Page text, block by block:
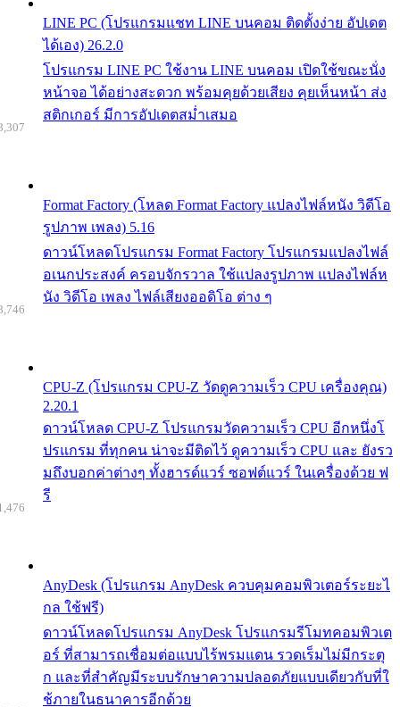
LINE PC (โปรแกรมแชท LINE บนคอม ติดตั้งง่าย อัปเดต
ได้เอง) 26.2.0
โปรแกรม LINE PC ใช้งาน LINE บนคอม เปิดใช้ขณะนั่ง
หน้าจอ ได้อย่างสะดวก พร้อมคุยด้วยเสียง คุยเห็นหน้า ส่ง
สติกเกอร์ มีการอัปเดตสม่ำเสมอ
Format Factory (โหลด Format Factory แปลงไฟล์หนัง วิดีโอ
รูปภาพ เพลง) 5.16
ดาวน์โหลดโปรแกรม Format Factory โปรแกรมแปลงไฟล์
อเนกประสงค์ ครอบจักรวาล ใช้แปลงรูปภาพ แปลงไฟล์ห
นัง วิดีโอ เพลง ไฟล์เสียงออดิโอ ต่าง ๆ
CPU-Z (โปรแกรม CPU-Z วัดดูความเร็ว CPU เครื่องคุณ)
2.20.1
ดาวน์โหลด CPU-Z โปรแกรมวัดความเร็ว CPU อีกหนึ่งโ
ปรแกรม ที่ทุกคน น่าจะมีติดไว้ ดูความเร็ว CPU และ ยังรว
มถึงบอกค่าต่างๆ ทั้งฮารด์แวร์ ซอฟต์แวร์ ในเครื่องด้วย ฟ
รี
AnyDesk (โปรแกรม AnyDesk ควบคุมคอมพิวเตอร์ระยะไ
กล ใช้ฟรี)
ดาวน์โหลดโปรแกรม AnyDesk โปรแกรมรีโมทคอมพิวเต
อร์ ที่สามารถเชื่อมต่อแบบไร้พรมแดน รวดเร็มไม่มีกระตุ
ก และที่สำคัญมีระบบรักษาความปลอดภัยแบบเดียวกับที่ใ
ช้ภายในธนาคารอีกด้วย